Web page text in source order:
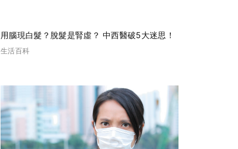
用腦現白髮？脫髮是腎虛？ 中西醫破5大迷思！
生活百科